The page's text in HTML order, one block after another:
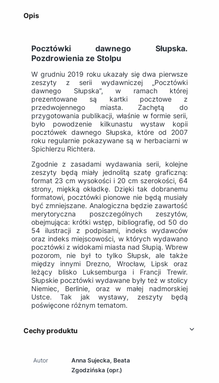
Opis
Pocztówki dawnego Słupska.
Pozdrowienia ze Stolpu
W grudniu 2019 roku ukazały się dwa pierwsze
zeszyty z serii wydawniczej „Pocztówki
dawnego Słupska”, w ramach której
prezentowane są kartki pocztowe z
przedwojennego miasta. Zachętą do
przygotowania publikacji, właśnie w formie serii,
było powodzenie kilkunastu wystaw kopii
pocztówek dawnego Słupska, które od 2007
roku regularnie pokazywane są w herbaciarni w
Spichlerzu Richtera.
Zgodnie z zasadami wydawania serii, kolejne
zeszyty będą miały jednolitą szatę graficzną:
format 23 cm wysokości i 20 cm szerokości, 64
strony, miękką okładkę. Dzięki tak dobranemu
formatowi, pocztówki pionowe nie będą musiały
być zmniejszane. Analogiczna będzie zawartość
merytoryczna poszczególnych zeszytów,
obejmująca: krótki wstęp, bibliografię, od 50 do
54 ilustracji z podpisami, indeks wydawców
oraz indeks miejscowości, w których wydawano
pocztówki z widokami miasta nad Słupią. Wbrew
pozorom, nie był to tylko Słupsk, ale także
między innymi Drezno, Wrocław, Lipsk oraz
leżący blisko Luksemburga i Francji Trewir.
Słupskie pocztówki wydawane były też w stolicy
Niemiec, Berlinie, oraz w małej nadmorskiej
Ustce. Tak jak wystawy, zeszyty będą
poświęcone różnym tematom.
Cechy produktu
Autor
Anna Sujecka, Beata
Zgodzińska (opr.)